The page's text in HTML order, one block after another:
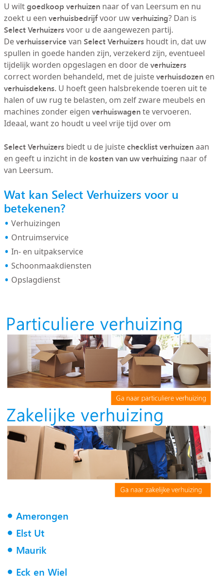
U wiltgoedkoop verhuizennaar of van Leersum en nu
zoekt u een verhuisbedrijfvoor uwverhuizing? Dan is
Select Verhuizersvoor u de aangewezen partij.
Deverhuisservice van Select Verhuizershoudt in, dat uw
spullen in goede handen zijn, verzekerd zijn, eventueel
tijdelijk worden opgeslagen en door deverhuizers
correct worden behandeld, met de juisteverhuisdozenen
verhuisdekens. U hoeft geen halsbrekende toeren uit te
halen of uw rug te belasten, om zelf zware meubels en
machines zonder eigen verhuiswagente vervoeren.
Ideaal, want zo houdt u veel vrije tijd over om
Select Verhuizersbiedt u de juistechecklist verhuizenaan
en geeft u inzicht in de kosten van uw verhuizing naar of
van Leersum.
Wat kan Select Verhuizers voor u
betekenen?
Verhuizingen
Ontruimservice
In- en uitpakservice
Schoonmaakdiensten
Opslagdienst
Amerongen
Elst Ut
Maurik
Eck en Wiel